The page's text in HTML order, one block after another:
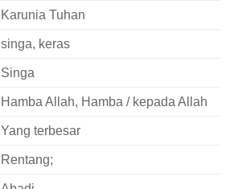
Karunia Tuhan
singa, keras
Singa
Hamba Allah, Hamba / kepada Allah
Yang terbesar
Rentang;